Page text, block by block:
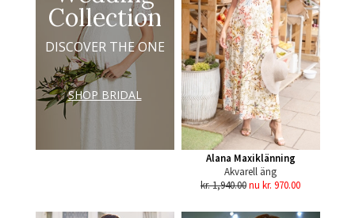
Collection
DISCOVER THE ONE
SHOP BRIDAL
Alana Maxiklänning
Akvarell äng
kr. 1,940.00nu kr. 970.00